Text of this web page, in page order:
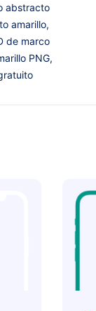
abstracto
amarillo,
de marco
PNG,